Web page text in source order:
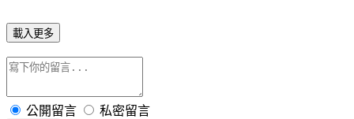
載入更多
公開留言 私密留言